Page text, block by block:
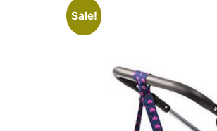
Sale!